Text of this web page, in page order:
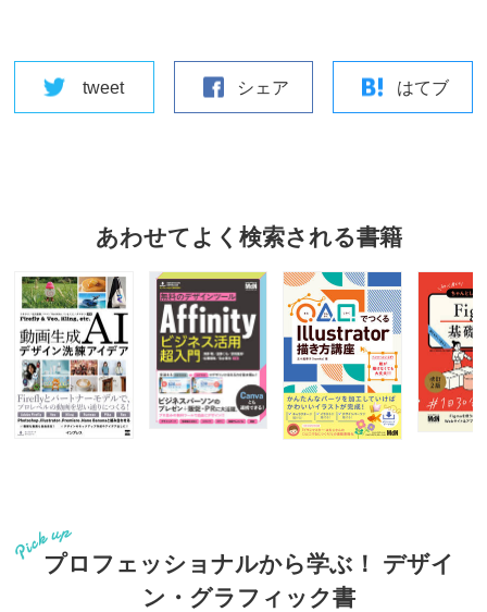
tweet シェア はてブ
あわせてよく検索される書籍
プロフェッショナルから学ぶ！ デザイ
ン・グラフィック書